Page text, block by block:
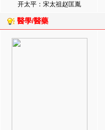
开太平：宋太祖赵匡胤
醫學/醫藥